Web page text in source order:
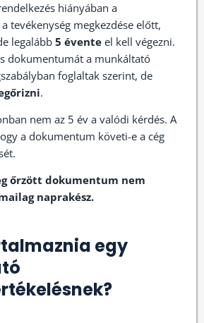
hiányában a
tevékenység megkezdése előtt,
legalább 5 évente el kell végezni.
dokumentumát a munkáltató
foglaltak szerint, de
.
nem az 5 év a valódi kérdés. A
a dokumentum követi-e a cég
őrzött dokumentum nem
naprakész.
egy